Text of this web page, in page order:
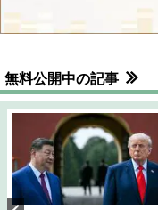
無料公開中の記事